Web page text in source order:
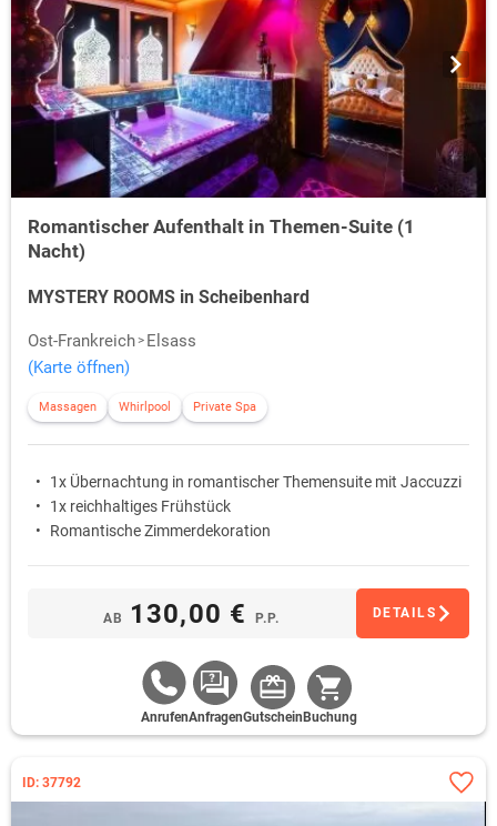
Romantischer Aufenthalt in Themen-Suite (1
Nacht)
MYSTERY ROOMS in Scheibenhard
Ost-Frankreich
Elsass
(Karte öffnen)
Massagen Whirlpool Private Spa
1x Übernachtung in romantischer Themensuite mit Jaccuzzi
1x reichhaltiges Frühstück
Romantische Zimmerdekoration
AB 130,00 € P.P. DETAILS
AnrufenAnfragenGutschein Buchung
ID: 37792